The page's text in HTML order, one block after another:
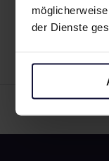
der Dienste